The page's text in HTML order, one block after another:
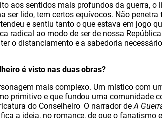
aos sentidos mais profundos da guerra, o
ser lido, tem certos equívocos. Não
e sentiu tanto o que estava em jogo
radical ao modo de ser de nossa
o distanciamento e a sabedoria
é visto nas duas obras?
mais complexo. Um místico com
primitivo e que fundou uma comunidade
do Conselheiro. O narrador deA
a ideia, no romance, de que o fanatismo